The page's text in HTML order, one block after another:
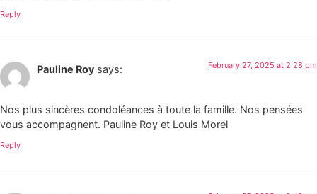
Reply
Pauline Roy says: February 27, 2025 at 2:28 pm
Nos plus sincères condoléances à toute la famille. Nos pensées
vous accompagnent. Pauline Roy et Louis Morel
Reply